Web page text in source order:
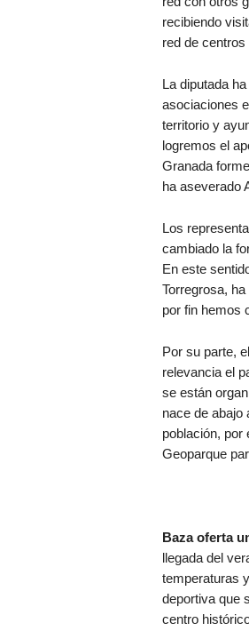
recibiendo
red de
La diputada
asociaciones
territorio y
logremos el
Granada
ha aseverado
Los
cambiado la
En este
Torregrosa,
por fin hemos
Por su parte,
relevancia el
se están
nace de abajo
población, por
Geoparque
Baza oferta
llegada del
temperaturas
deportiva que
centro